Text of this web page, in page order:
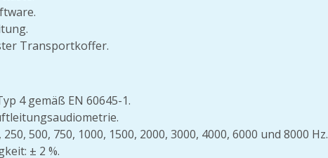
Transportkoffer.
4 gemäß EN 60645-1.
500, 750, 1000, 1500, 2000, 3000, 4000, 6000 und 8000 Hz.
± 2 %.